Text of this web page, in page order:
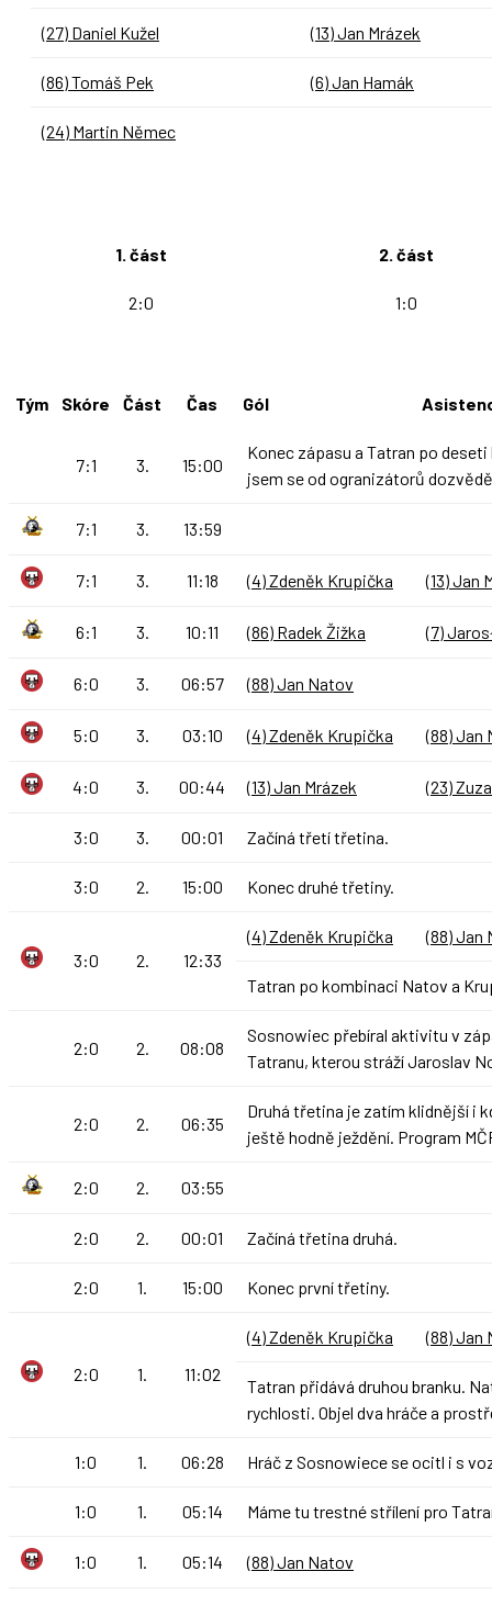
(27) Daniel Kužel (13) Jan Mrázek
(86) Tomáš Pek (6) Jan Hamák
(24) Martin Němec
1. část 2. část
2:0 1:0
Tým Skóre Část Čas Gól
7:1 3. 15:00
Konec zápasu a Tatran po
jsem se od ogranizátorů
7:1 3. 13:59
7:1 3. 11:18 (4) Zdeněk Krupička (13) Jan
6:1 3. 10:11 (86) Radek Žižka (7)
6:0 3. 06:57 (88) Jan Natov
5:0 3. 03:10 (4) Zdeněk Krupička (88) Jan
4:0 3. 00:44 (13) Jan Mrázek (23)
3:0 3. 00:01 Začíná třetí třetina.
3:0 2. 15:00 Konec druhé třetiny.
3:0 2. 12:33
(4) Zdeněk Krupička (88) Jan
Tatran po kombinaci Natov a
2:0 2. 08:08
Sosnowiec přebíral aktivitu v
Tatranu, kterou stráží Jaroslav
2:0 2. 06:35
Druhá třetina je zatím klidnější i
ještě hodně ježdění. Program
2:0 2. 03:55
2:0 2. 00:01 Začíná třetina druhá.
2:0 1. 15:00 Konec první třetiny.
2:0 1. 11:02
(4) Zdeněk Krupička (88) Jan
Tatran přidává druhou branku.
rychlosti. Objel dva hráče a
1:0 1. 06:28 Hráč z Sosnowiece se ocitl i s
1:0 1. 05:14 Máme tu trestné střílení pro
1:0 1. 05:14 (88) Jan Natov